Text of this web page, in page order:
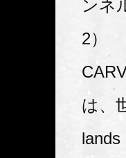
ンネ
2）
は、